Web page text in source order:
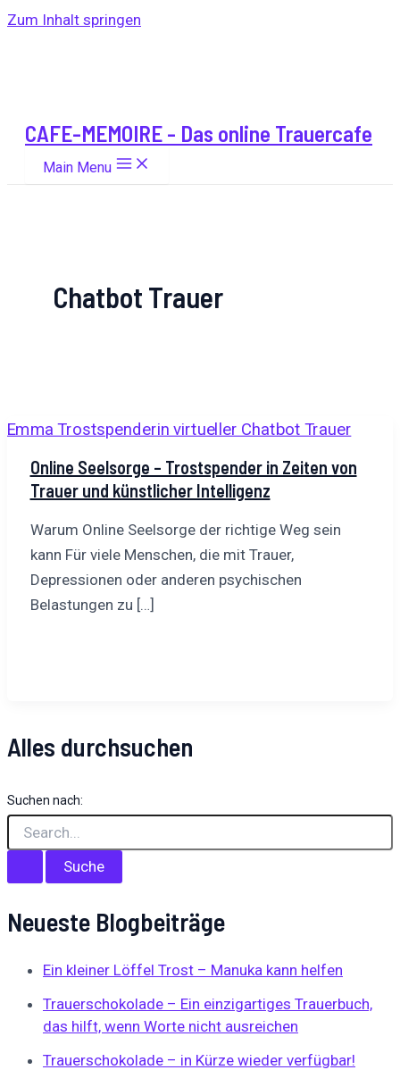
Zum Inhalt springen
CAFE-MEMOIRE - Das online Trauercafe
Main Menu
Chatbot Trauer
Online Seelsorge – Trostspender in Zeiten von
Trauer und künstlicher Intelligenz
Warum Online Seelsorge der richtige Weg sein
kann Für viele Menschen, die mit Trauer,
Depressionen oder anderen psychischen
Belastungen zu […]
Alles durchsuchen
Suchen nach:
Neueste Blogbeiträge
Ein kleiner Löffel Trost – Manuka kann helfen
Trauerschokolade – Ein einzigartiges Trauerbuch,
das hilft, wenn Worte nicht ausreichen
Trauerschokolade – in Kürze wieder verfügbar!